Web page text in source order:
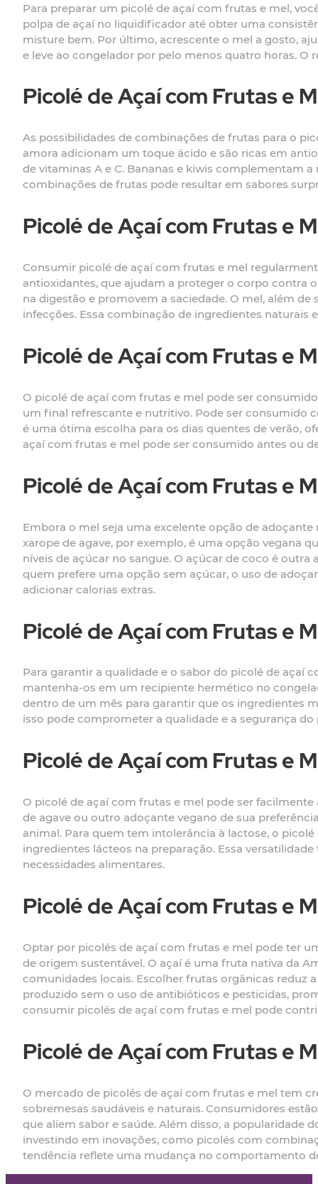
Para preparar um picolé de açaí com frutas e mel,
polpa de açaí no liquidificador até obter uma
misture bem. Por último, acrescente o mel a gosto,
e leve ao congelador por pelo menos quatro horas.
Picolé de Açaí com Frutas e
As possibilidades de combinações de frutas para o
amora adicionam um toque ácido e são ricas em
de vitaminas A e C. Bananas e kiwis complementam
combinações de frutas pode resultar em sabores
Picolé de Açaí com Frutas e
Consumir picolé de açaí com frutas e mel
antioxidantes, que ajudam a proteger o corpo contra
na digestão e promovem a saciedade. O mel, além
infecções. Essa combinação de ingredientes
Picolé de Açaí com Frutas e
O picolé de açaí com frutas e mel pode ser
um final refrescante e nutritivo. Pode ser consumido
é uma ótima escolha para os dias quentes de verão,
açaí com frutas e mel pode ser consumido antes ou
Picolé de Açaí com Frutas e
Embora o mel seja uma excelente opção de
xarope de agave, por exemplo, é uma opção vegana
níveis de açúcar no sangue. O açúcar de coco é
quem prefere uma opção sem açúcar, o uso de
adicionar calorias extras.
Picolé de Açaí com Frutas e
Para garantir a qualidade e o sabor do picolé de açaí
mantenha-os em um recipiente hermético no
dentro de um mês para garantir que os ingredientes
isso pode comprometer a qualidade e a segurança do
Picolé de Açaí com Frutas e
O picolé de açaí com frutas e mel pode ser
de agave ou outro adoçante vegano de sua
animal. Para quem tem intolerância à lactose, o
ingredientes lácteos na preparação. Essa
necessidades alimentares.
Picolé de Açaí com Frutas e
Optar por picolés de açaí com frutas e mel pode ter
de origem sustentável. O açaí é uma fruta nativa da
comunidades locais. Escolher frutas orgânicas reduz
produzido sem o uso de antibióticos e pesticidas,
consumir picolés de açaí com frutas e mel pode
Picolé de Açaí com Frutas e
O mercado de picolés de açaí com frutas e mel tem
sobremesas saudáveis e naturais. Consumidores
que aliem sabor e saúde. Além disso, a popularidade
investindo em inovações, como picolés com
tendência reflete uma mudança no comportamento